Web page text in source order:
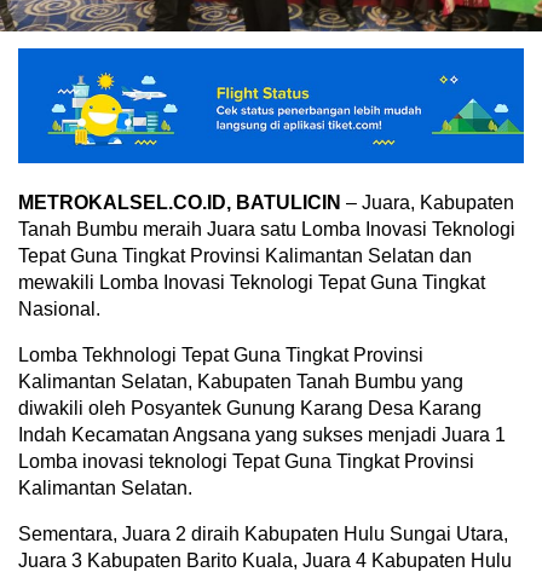
METROKALSEL.CO.ID, BATULICIN – Juara, Kabupaten
Tanah Bumbu meraih Juara satu Lomba Inovasi Teknologi
Tepat Guna Tingkat Provinsi Kalimantan Selatan dan
mewakili Lomba Inovasi Teknologi Tepat Guna Tingkat
Nasional.
Lomba Tekhnologi Tepat Guna Tingkat Provinsi
Kalimantan Selatan, Kabupaten Tanah Bumbu yang
diwakili oleh Posyantek Gunung Karang Desa Karang
Indah Kecamatan Angsana yang sukses menjadi Juara 1
Lomba inovasi teknologi Tepat Guna Tingkat Provinsi
Kalimantan Selatan.
Sementara, Juara 2 diraih Kabupaten Hulu Sungai Utara,
Juara 3 Kabupaten Barito Kuala, Juara 4 Kabupaten Hulu